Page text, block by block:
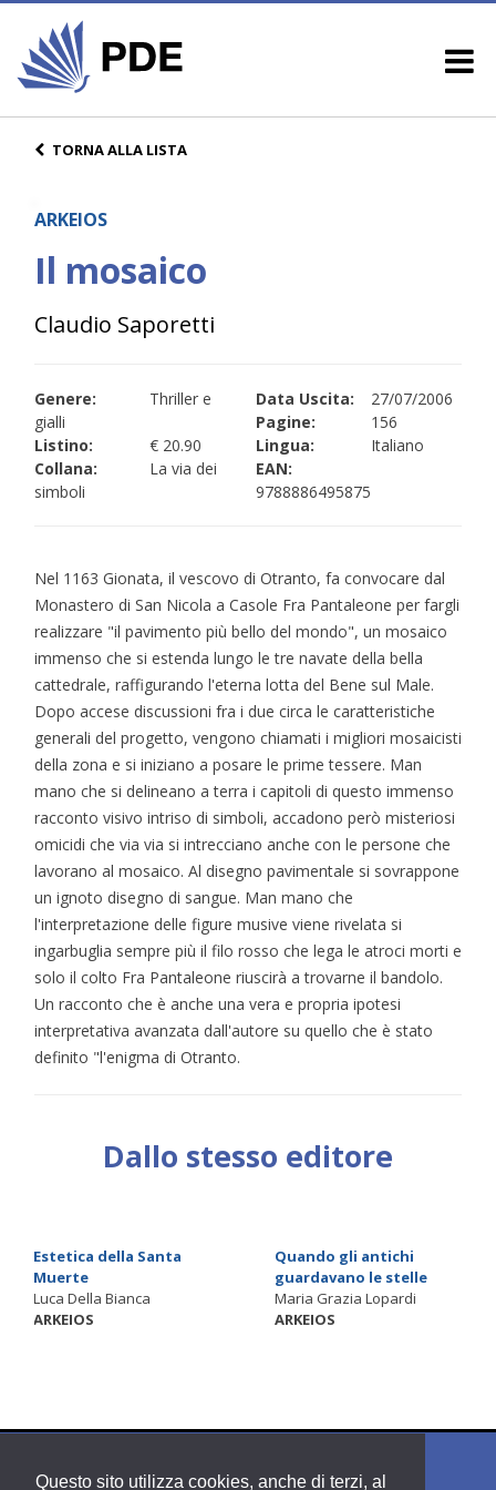
Questo sito utilizza cookies, anche di terzi, al
TORNA ALLA LISTA
ARKEIOS
Il mosaico
Claudio Saporetti
Genere:
Thriller e
gialli
Listino:
€ 20.90
Collana:
La via dei
simboli
Data Uscita:
27/07/2006
Pagine:
156
Lingua:
Italiano
EAN:
9788886495875
Nel 1163 Gionata, il vescovo di Otranto, fa convocare dal
Monastero di San Nicola a Casole Fra Pantaleone per fargli
realizzare "il pavimento più bello del mondo", un mosaico
immenso che si estenda lungo le tre navate della bella
cattedrale, raffigurando l'eterna lotta del Bene sul Male.
Dopo accese discussioni fra i due circa le caratteristiche
generali del progetto, vengono chiamati i migliori mosaicisti
della zona e si iniziano a posare le prime tessere. Man
mano che si delineano a terra i capitoli di questo immenso
racconto visivo intriso di simboli, accadono però misteriosi
omicidi che via via si intrecciano anche con le persone che
lavorano al mosaico. Al disegno pavimentale si sovrappone
un ignoto disegno di sangue. Man mano che
l'interpretazione delle figure musive viene rivelata si
ingarbuglia sempre più il filo rosso che lega le atroci morti e
solo il colto Fra Pantaleone riuscirà a trovarne il bandolo.
Un racconto che è anche una vera e propria ipotesi
interpretativa avanzata dall'autore su quello che è stato
definito "l'enigma di Otranto.
Dallo stesso editore
Estetica della Santa
Muerte
Luca Della Bianca
ARKEIOS
Quando gli antichi
guardavano le stelle
Maria Grazia Lopardi
ARKEIOS